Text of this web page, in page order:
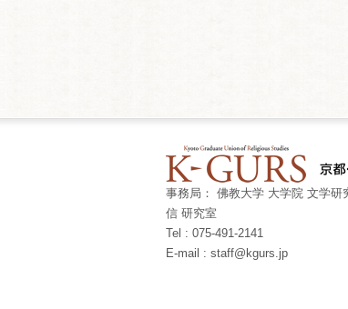
事務局： 佛教大学 大学院 文学研
信 研究室
Tel : 075-491-2141
E-mail : staff@kgurs.jp